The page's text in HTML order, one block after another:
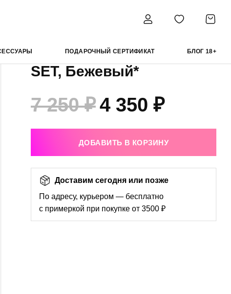
ПОДАРОЧНЫЙ СЕРТИФИКАТ БЛОГ 18+
Aruelle пижама Davina
SET, Бежевый*
7 250 ₽4 350 ₽
ДОБАВИТЬ В КОРЗИНУ
Доставим сегодня или позже
По адресу, курьером — бесплатно
с примеркой при покупке от 3500 ₽